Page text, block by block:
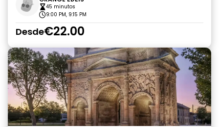
45 minutos
9:00 PM, 9:15 PM
Desde€22.00